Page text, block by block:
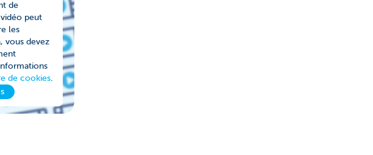
de
peut
les
vous devez
de cookies.